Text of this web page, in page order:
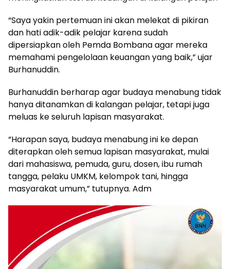
“Saya yakin pertemuan ini akan melekat di pikiran
dan hati adik-adik pelajar karena sudah
dipersiapkan oleh Pemda Bombana agar mereka
memahami pengelolaan keuangan yang baik,” ujar
Burhanuddin.
Burhanuddin berharap agar budaya menabung tidak
hanya ditanamkan di kalangan pelajar, tetapi juga
meluas ke seluruh lapisan masyarakat.
“Harapan saya, budaya menabung ini ke depan
diterapkan oleh semua lapisan masyarakat, mulai
dari mahasiswa, pemuda, guru, dosen, ibu rumah
tangga, pelaku UMKM, kelompok tani, hingga
masyarakat umum,” tutupnya. Adm